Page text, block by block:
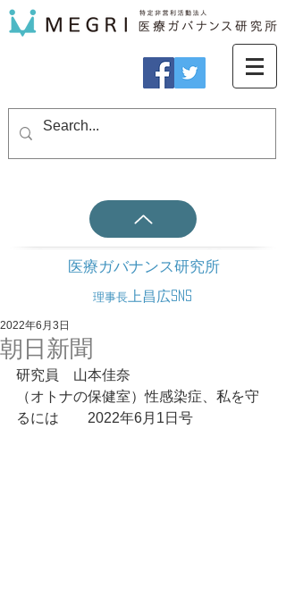
医療ガバナンス研究所
理事長 上昌広SNS
朝日新聞
2022年6月3日
研究員　山本佳奈
（オトナの保健室）性感染症、私を守
るには	2022年6月1日号